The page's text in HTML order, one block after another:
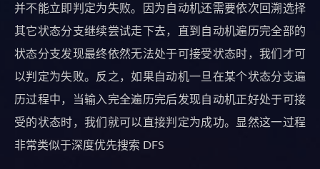
并不能立即判定为失败。因为自动机还需要依次回溯选择
其它状态分支继续尝试走下去，直到自动机遍历完全部的
状态分支发现最终依然无法处于可接受状态时，我们才可
以判定为失败。反之，如果自动机一旦在某个状态分支遍
历过程中，当输入完全遍历完后发现自动机正好处于可接
受的状态时，我们就可以直接判定为成功。显然这一过程
非常类似于深度优先搜索 DFS